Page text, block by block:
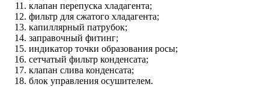
клапан перепуска хладагента;
фильтр для сжатого хладагента;
капиллярный патрубок;
заправочный фитинг;
индикатор точки образования росы;
сетчатый фильтр конденсата;
клапан слива конденсата;
блок управления осушителем.